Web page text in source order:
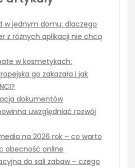
w jednym domu: dlaczego
z różnych aplikacji nie chcą
w kosmetykach:
go zakazała i jak
dokumentów
uwzględniać rozwój
na 2026 rok – co warto
obecność online
do sali zabaw – czego